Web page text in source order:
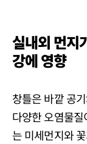
실내외 먼지
강에 영향
창틀은 바깥 공
다양한 오염물
는 미세먼지와